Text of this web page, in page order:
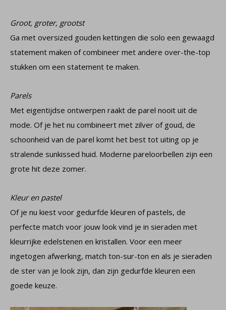
Groot, groter, grootst
Ga met oversized gouden kettingen die solo een gewaagd
statement maken of combineer met andere over-the-top
stukken om een ​​statement te maken.
Parels
Met eigentijdse ontwerpen raakt de parel nooit uit de
mode. Of je het nu combineert met zilver of goud, de
schoonheid van de parel komt het best tot uiting op je
stralende sunkissed huid. Moderne pareloorbellen zijn een
grote hit deze zomer.
Kleur en pastel
Of je nu kiest voor gedurfde kleuren of pastels, de
perfecte match voor jouw look vind je in sieraden met
kleurrijke edelstenen en kristallen. Voor een meer
ingetogen afwerking, match ton-sur-ton en als je sieraden
de ster van je look zijn, dan zijn gedurfde kleuren een
goede keuze.